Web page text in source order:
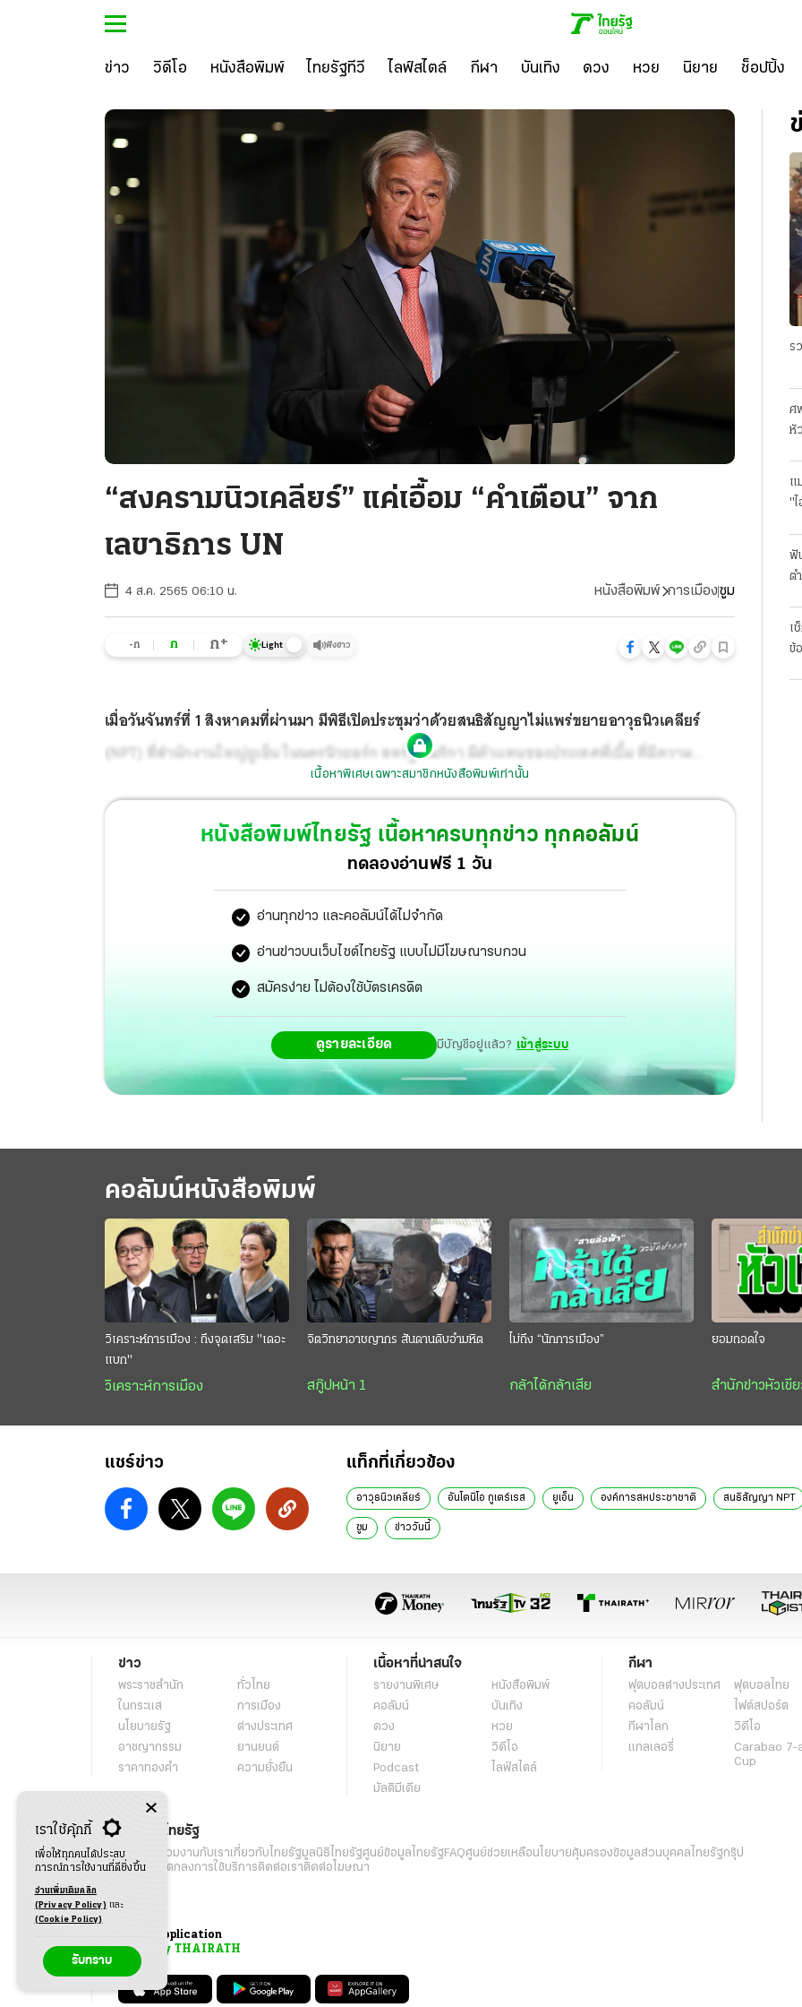
ข่าว วิดีโอ หนังสือพิมพ์ ไทยรัฐทีวี ไลฟ์สไตล์ กีฬา บันเทิง ดวง หวย นิยาย ช็อปปิ้ง
“สงครามนิวเคลียร์” แค่เอื้อม “คำเตือน” จาก
เลขาธิการ UN
4 ส.ค. 2565 06:10 น. หนังสือพิมพ์ การเมืองซูม
-ก ก ก+ Light ฟังข่าว
เมื่อวันจันทร์ที่ 1 สิงหาคมที่ผ่านมา มีพิธีเปิดประชุมว่าด้วยสนธิสัญญาไม่แพร่ขยายอาวุธนิวเคลียร์
(NPT) ที่สำนักงานใหญ่ยูเอ็น ในนครนิวยอร์ก สหรัฐอเมริกา มีตัวแทนของประเทศพี่เบิ้ม ที่มีความ
สามารถในการผลิตอาวุธนิวเคลียร์เข้าประชุมครบถ้วน
เนื้อหาพิเศษเฉพาะสมาชิกหนังสือพิมพ์เท่านั้น
หนังสือพิมพ์ไทยรัฐ เนื้อหาครบทุกข่าว ทุกคอลัมน์
ทดลองอ่านฟรี 1 วัน
อ่านทุกข่าว และคอลัมน์ได้ไม่จำกัด
อ่านข่าวบนเว็บไซต์ไทยรัฐ แบบไม่มีโฆษณารบกวน
สมัครง่าย ไม่ต้องใช้บัตรเครดิต
ดูรายละเอียด มีบัญชีอยู่แล้ว? เข้าสู่ระบบ
ร
ศ
หั
แ
"
ฟั
ต
เ
ข้
คอลัมน์หนังสือพิมพ์
วิเคราะห์การเมือง : ถึงจุดเสริม "เดอะ
แบก"
วิเคราะห์การเมือง
จิตวิทยาอาชญากร สันดานดิบอำมหิต
สกู๊ปหน้า 1
ไม่ถึง “นักการเมือง”
กล้าได้กล้าเสีย
ยอมถอดใจ
สำนักข่าวหัวเขีย
แชร์ข่าว แท็กที่เกี่ยวข้อง
อาวุธนิวเคลียร์ อันโตนิโอ กูเตร์เรส ยูเอ็น องค์การสหประชาชาติ สนธิสัญญา NPT
ซูม ข่าววันนี้
ข่าว
พระราชสำนัก
ทั่วไทย
ในกระแส
การเมือง
นโยบายรัฐ
ต่างประเทศ
อาชญากรรม
ยานยนต์
ราคาทองคำ
ความยั่งยืน
เนื้อหาที่น่าสนใจ
รายงานพิเศษ
หนังสือพิมพ์
คอลัมน์
บันเทิง
ดวง
หวย
นิยาย
วิดีโอ
Podcast
ไลฟ์สไตล์
มัลติมีเดีย
กีฬา
ฟุตบอลต่่างประเทศ
ฟุตบอลไทย
คอลัมน์
ไฟต์สปอร์ต
กีฬาโลก
วิดีโอ
แกลเลอรี่
Carabao 7-
Cup
เกี่ยวกับไทยรัฐ
กิจกรรม ร่วมงานกับเราเกี่ยวกับไทยรัฐมูลนิธิไทยรัฐศูนย์ข้อมูลไทยรัฐFAQศูนย์ช่วยเหลือนโยบายคุ้มครองข้อมูลส่วนบุคคลไทยรัฐกรุ๊ป
เงื่อนไขข้อตกลงการใช้บริการติดต่อเราติดต่อโฆษณา
Application
My THAIRATH
เราใช้คุ้กกี้
เพื่อให้ทุกคนได้ประสบ
การณ์การใช้งานที่ดียิ่งขึ้น
อ่านเพิ่มเติมคลิก
(Privacy Policy) และ
(Cookie Policy)
รับทราบ